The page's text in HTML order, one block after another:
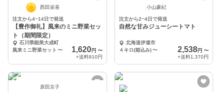
西田栄喜
注文から4~14日で発送
【豊作御礼】風来のミニ野菜セッ
ト（期間限定）
石川県能美大成町
風来ミニ野菜セット 〜 1,620円 〜
+送料910円
小山豪紀
注文から2~4日で発送
自然な甘みジューシートマト
北海道伊達市
４キロ(箱込み) 〜 2,538円 〜
+送料1,370円
原田京子